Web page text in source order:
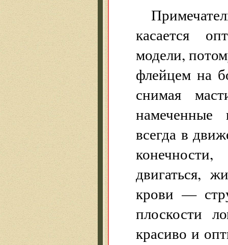
касается
модели,
флейцем на
снимая
намеченные
всегда в
двигаться,
крови —
плоскости
красиво и